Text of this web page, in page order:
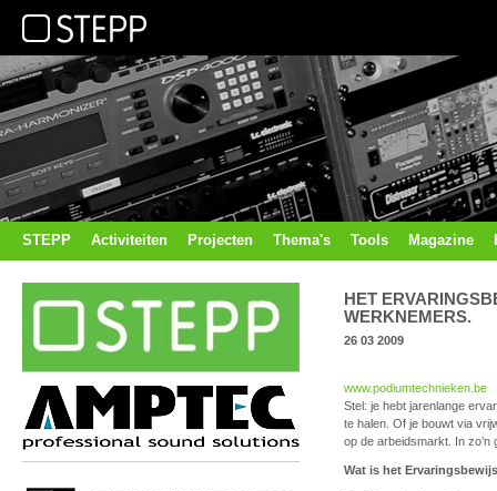
STEPP Activiteiten Projecten Thema's Tools Magazine
HET
WERKNEMERS.
26 03 2009
www.podiumtechnieken.be
Stel: je hebt jarenlange
te halen. Of je bouwt via
op de arbeidsmarkt. In
Wat is het